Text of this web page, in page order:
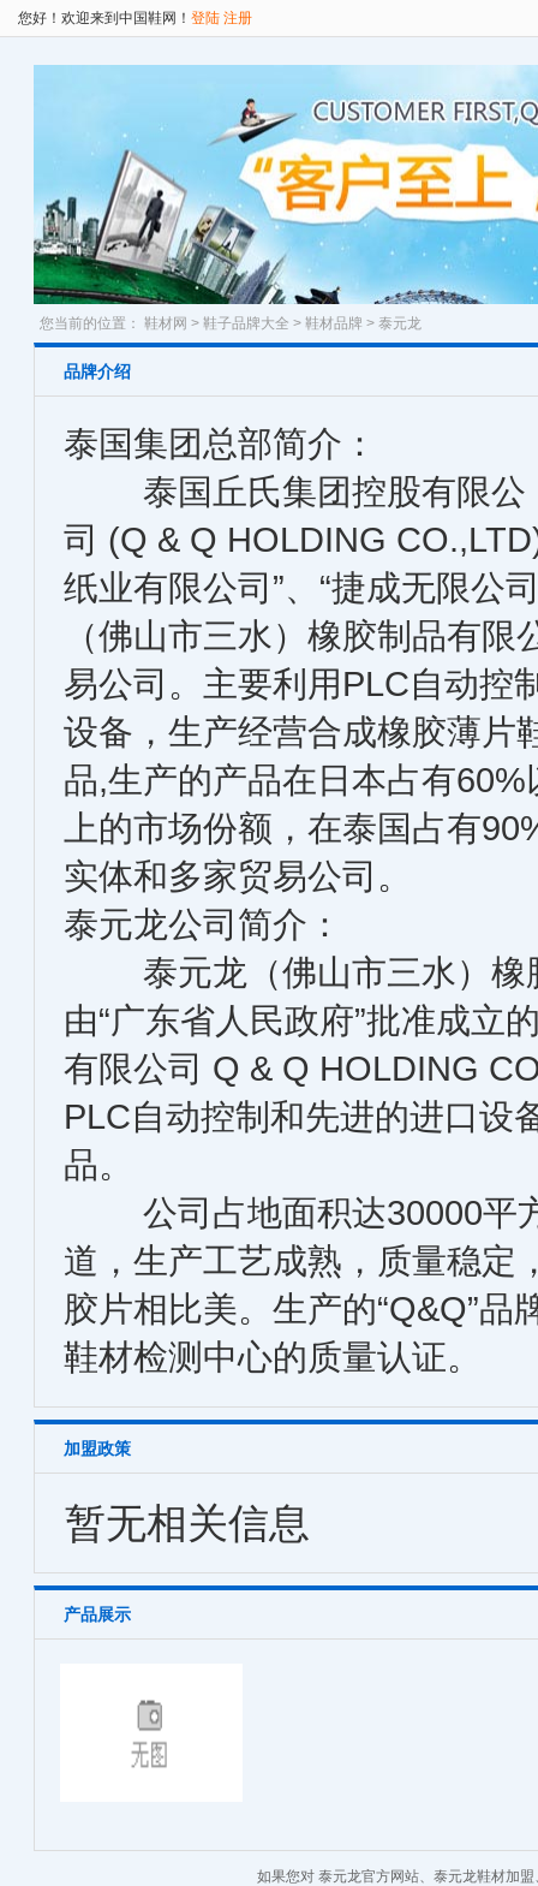
您好！欢迎来到中国鞋网！ 登陆 注册
您当前的位置： 鞋材网 > 鞋子品牌大全 > 鞋材品牌 > 泰元龙
品牌介绍
泰国集团总部简介：
泰国丘氏集团控股有限公
司 (Q & Q HOLDING
纸业有限公司”、“捷成无限公
（佛山市三水）橡胶制品有限
易公司。主要利用PLC自动控
设备，生产经营合成橡胶薄片
品,生产的产品在日本占有
上的市场份额，在泰国占有
实体和多家贸易公司。
泰元龙公司简介：
泰元龙（佛山市三水）橡
由“广东省人民政府”批准成立
有限公司 Q & Q HOLDING
PLC自动控制和先进的进口设
品。
公司占地面积达30000平方
道，生产工艺成熟，质量稳定
胶片相比美。生产的“Q&Q”
鞋材检测中心的质量认证。
加盟政策
暂无相关信息
产品展示
如果您对 泰元龙官方网站、泰元龙鞋材加